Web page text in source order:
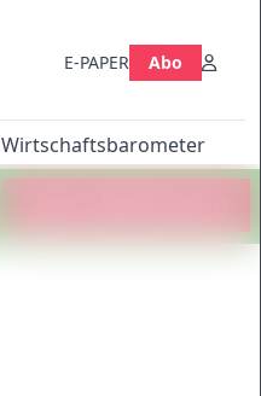
E-PAPER Abo
Wirtschaftsbarometer